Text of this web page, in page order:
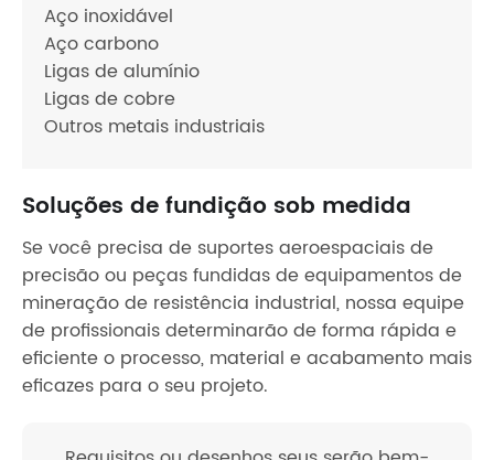
Aço inoxidável
Aço carbono
Ligas de alumínio
Ligas de cobre
Outros metais industriais
Soluções de fundição sob medida
Se você precisa de suportes aeroespaciais de
precisão ou peças fundidas de equipamentos de
mineração de resistência industrial, nossa equipe
de profissionais determinarão de forma rápida e
eficiente o processo, material e acabamento mais
eficazes para o seu projeto.